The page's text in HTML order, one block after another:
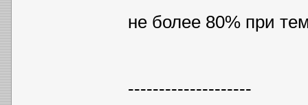
не более 80% при
--------------------